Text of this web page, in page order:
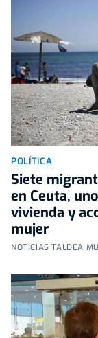
POLÍTICA
Siete
en Ceuta,
vivienda y
mujer
NOTICIAS TALDEA